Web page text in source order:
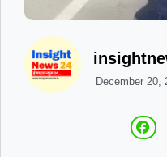
December 20,